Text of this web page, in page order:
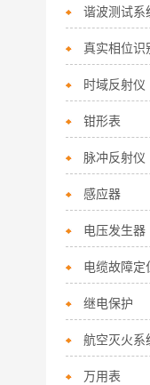
谐波测试系
真实相位识
时域反射仪
钳形表
脉冲反射仪
感应器
电压发生器
电缆故障定
继电保护
航空灭火系
万用表